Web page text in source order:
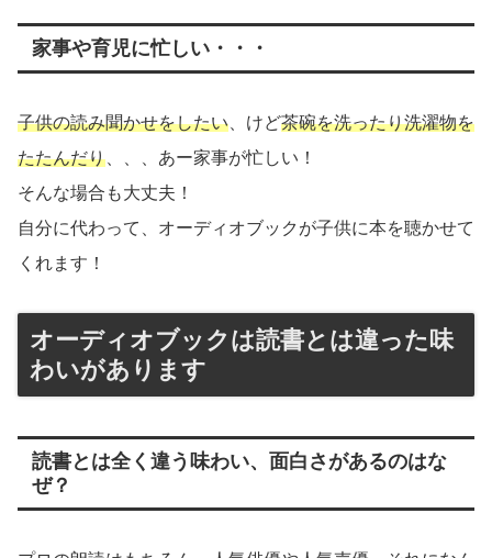
家事や育児に忙しい・・・
子供の読み聞かせをしたい、けど茶碗を洗ったり洗濯物を
たたんだり、、、あー家事が忙しい！
そんな場合も大丈夫！
自分に代わって、オーディオブックが子供に本を聴かせて
くれます！
オーディオブックは読書とは違った味
わいがあります
読書とは全く違う味わい、面白さがあるのはな
ぜ？